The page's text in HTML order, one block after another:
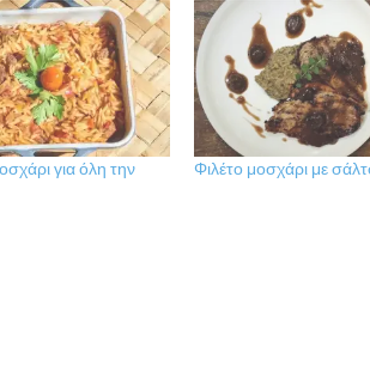
για όλη την
Φιλέτο μοσχάρι με